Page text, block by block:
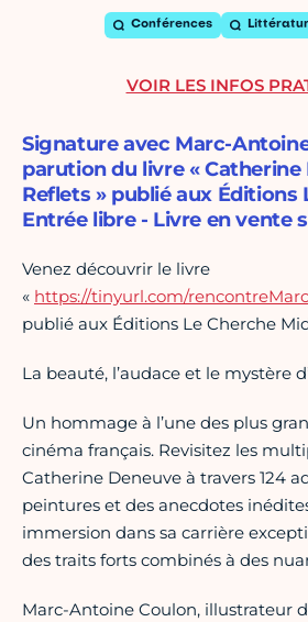
Conférences
Signature avec Marc-
parution du livre « Catherine
Reflets » publié aux Éditions
Entrée libre - Livre en vente
Venez découvrir le livre
« https://tinyurl.com/
publié aux Éditions Le Cherche
La beauté, l’audace et le mystère
Un hommage à l’une des plus
cinéma français. Revisitez les
Catherine Deneuve à travers 124
peintures et des anecdotes
immersion dans sa carrière
des traits forts combinés à des
Marc-Antoine Coulon, illustrateur
VOIR LES INFOS